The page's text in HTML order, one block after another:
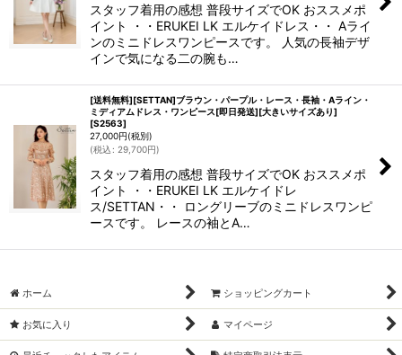
スタッフ着用の感想 普段サイズでOK おススメポ
イント ・・ERUKEI LK エルケイドレス・・ Aライ
ンのミニドレスワンピースです。 人気の長袖デザ
インで気になる二の腕も…
[送料無料][SETTAN]ブラウン・パープル・レース・長袖・Aライン・
ミディアムドレス・ワンピース[即日発送][大きいサイズあり]
[S2563]
27,000円(税別)
(税込 : 29,700円)
スタッフ着用の感想 普段サイズでOK おススメポ
イント ・・ERUKEI LK エルケイドレ
ス/SETTAN・・ ロングリーブのミニドレスワンピ
ースです。 レースの袖とA…
ホーム ショッピングカート
お気に入り マイページ